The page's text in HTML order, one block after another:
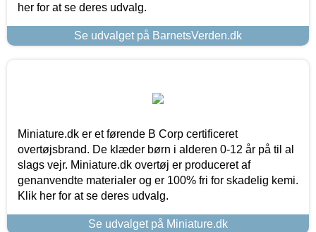
her for at se deres udvalg.
Se udvalget på BarnetsVerden.dk
Miniature.dk er et førende B Corp certificeret
overtøjsbrand. De klæder børn i alderen 0-12 år på til al
slags vejr. Miniature.dk overtøj er produceret af
genanvendte materialer og er 100% fri for skadelig kemi.
Klik her for at se deres udvalg.
Se udvalget på Miniature.dk